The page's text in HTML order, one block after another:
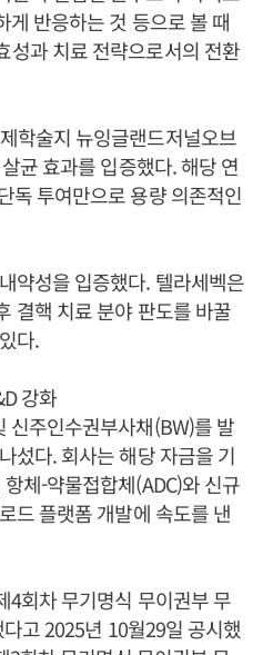
반응하는 것 등으로 볼 때
성과 치료 전략으로서의 전환
학술지 뉴잉글랜드저널오브
균 효과를 입증했다. 해당 연
독 투여만으로 용량 의존적인
약성을 입증했다. 텔라세벡은
결핵 치료 분야 판도를 바꿀
다.
강화
신주인수권부사채(BW)를 발
섰다. 회사는 해당 자금을 기
체-약물접합체(ADC)와 신규
드 플랫폼 개발에 속도를 낸
4회차 무기명식 무이권부 무
고 2025년 10월29일 공시했